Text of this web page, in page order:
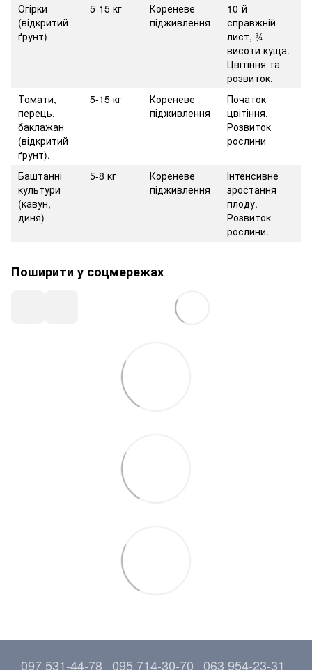
Огірки
(відкритий
ґрунт)
5-15 кг
Кореневе
підживлення
10-й
справжній
лист, ¾
висоти куща.
Цвітіння та
розвиток.
Томати,
перець,
баклажан
(відкритий
ґрунт).
5-15 кг
Кореневе
підживлення
Початок
цвітіння.
Розвиток
рослини
Баштанні
культури
(кавун,
диня)
5-8 кг
Кореневе
підживлення
Інтенсивне
зростання
плоду.
Розвиток
рослини.
Поширити у соцмережах
097 531-44-78 095 714-30-70 063 954-23-31